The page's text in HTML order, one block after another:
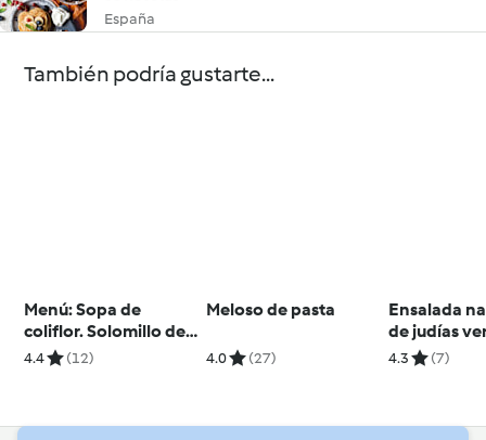
España
También podría gustarte...
Menú: Sopa de
coliflor. Solomillo de
cerdo con verduras al
4.4 (12)
Meloso de pasta
4.0 (27)
Ensalada
de judías
queso de
4.3 (7)